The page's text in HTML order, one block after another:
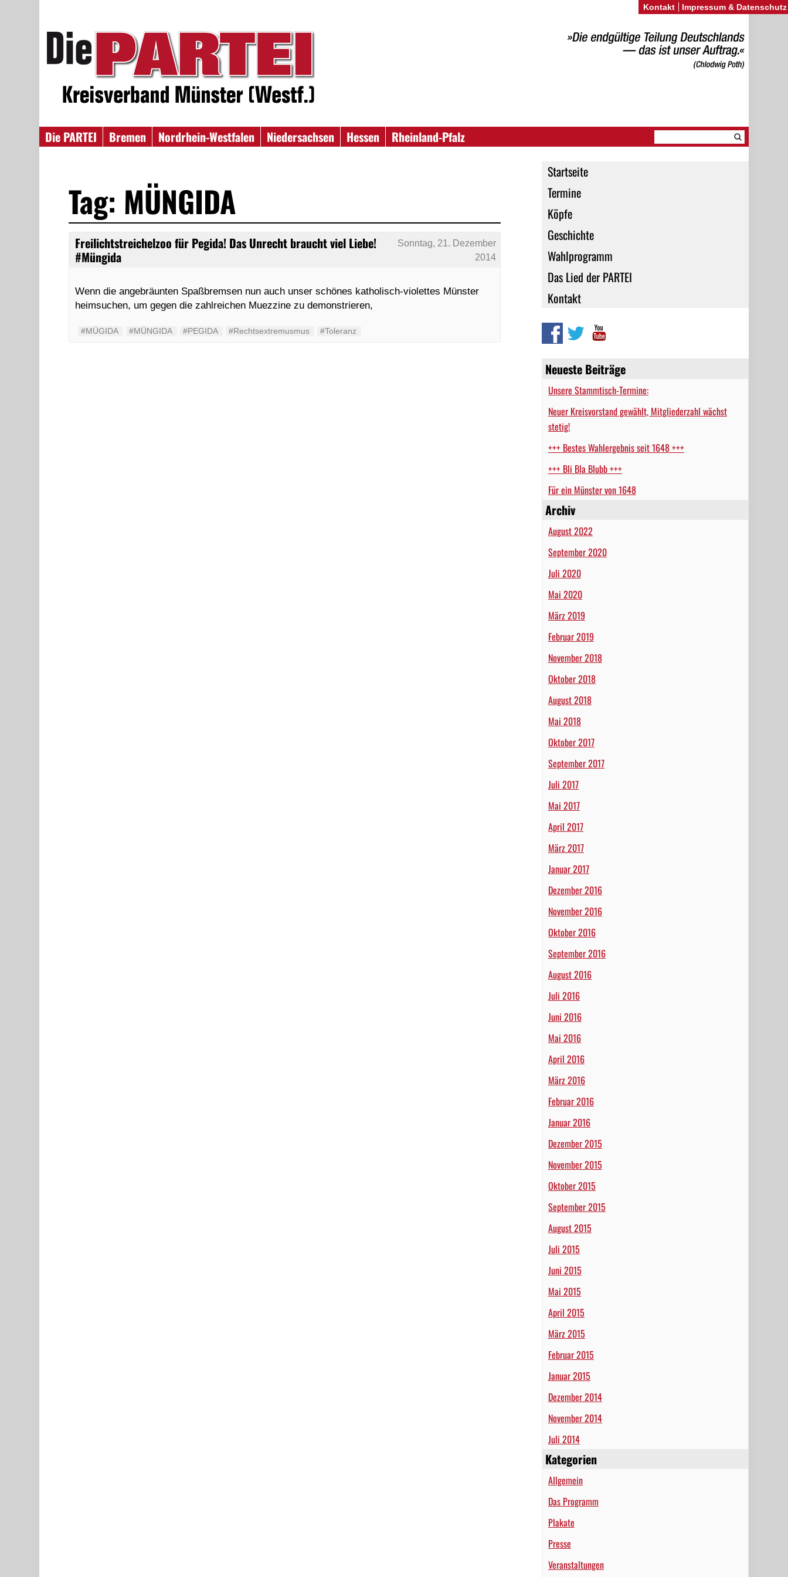
Die PARTEI Bremen Nordrhein-Westfalen Niedersachsen Hessen
Rheinland-Pfalz
Startseite
Termine
Köpfe
Geschichte
Wahlprogramm
Das Lied der PARTEI
Kontakt
Neueste Beiträge
Unsere Stammtisch-Termine:
Neuer Kreisvorstand gewählt, Mitgliederzahl wächst
stetig!
+++ Bestes Wahlergebnis seit 1648 +++
+++ Bli Bla Blubb +++
Für ein Münster von 1648
Archiv
August 2022
September 2020
Juli 2020
Mai 2020
März 2019
Februar 2019
November 2018
Oktober 2018
August 2018
Mai 2018
Oktober 2017
September 2017
Juli 2017
Mai 2017
April 2017
März 2017
Januar 2017
Dezember 2016
November 2016
Oktober 2016
September 2016
August 2016
Juli 2016
Juni 2016
Mai 2016
April 2016
März 2016
Februar 2016
Januar 2016
Dezember 2015
November 2015
Oktober 2015
September 2015
August 2015
Juli 2015
Juni 2015
Mai 2015
April 2015
März 2015
Februar 2015
Januar 2015
Dezember 2014
November 2014
Juli 2014
Kategorien
Allgemein
Das Programm
Plakate
Presse
Veranstaltungen
Tag: MÜNGIDA
Freilichtstreichelzoo für Pegida! Das Unrecht braucht viel Liebe!
#Müngida
Sonntag, 21. Dezember
2014
Wenn die angebräunten Spaßbremsen nun auch unser schönes katholisch-violettes Münster
heimsuchen, um gegen die zahlreichen Muezzine zu demonstrieren,
#MÜGIDA #MÜNGIDA #PEGIDA #Rechtsextremusmus #Toleranz
Kontakt Impressum & Datenschutz